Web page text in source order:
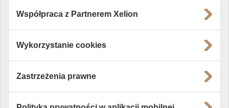
Współpraca z Partnerem Xelion
Wykorzystanie cookies
Zastrzeżenia prawne